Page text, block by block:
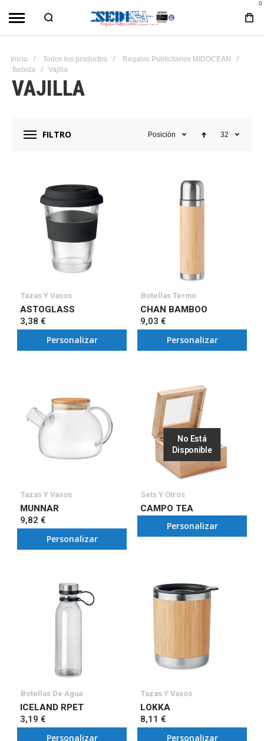
0
Inicio Todos los productos
Regalos Publicitarios MIDOCEAN
Bebida
Vajilla
VAJILLA
FILTRO Posición 32
Tazas Y Vasos
ASTOGLASS
3,38 €
Personalizar
Botellas Termo
CHAN BAMBOO
9,03 €
Personalizar
Tazas Y Vasos
MUNNAR
9,82 €
Personalizar
No Está
Disponible
Sets Y Otros
CAMPO TEA
Personalizar
Botellas De Agua
ICELAND RPET
3,19 €
Personalizar
Tazas Y Vasos
LOKKA
8,11 €
Personalizar